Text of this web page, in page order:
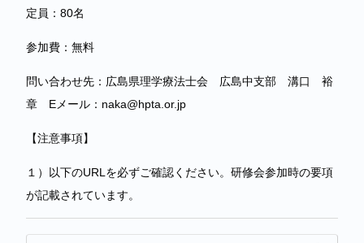
定員：80名
参加費：無料
問い合わせ先：広島県理学療法士会 広島中支部 溝口 裕
章 Eメール：naka@hpta.or.jp
【注意事項】
１）以下のURLを必ずご確認ください。研修会参加時の要項
が記載されています。